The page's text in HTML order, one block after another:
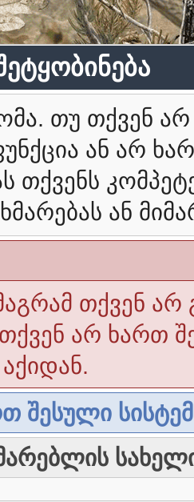
თუ თქვენ
ან არ
თქვენს
ან
თქვენ არ
არ ხართ
შესული